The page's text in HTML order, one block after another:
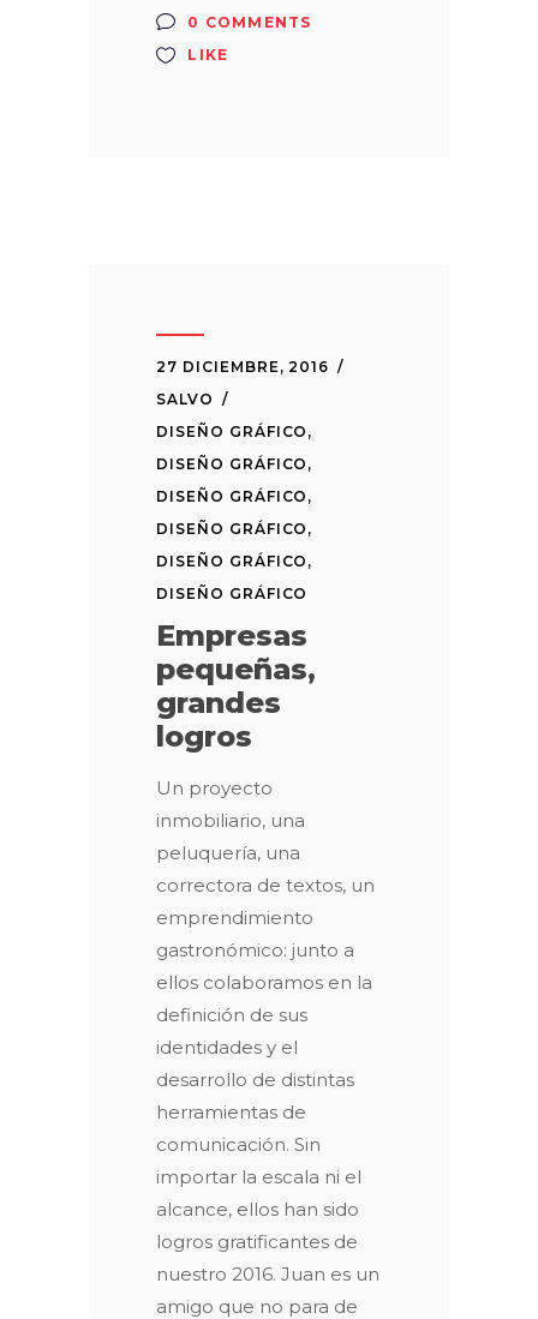
0 COMMENTS
LIKE
27 DICIEMBRE, 2016
SALVO
DISEÑO GRÁFICO ,
DISEÑO GRÁFICO ,
DISEÑO GRÁFICO ,
DISEÑO GRÁFICO ,
DISEÑO GRÁFICO ,
DISEÑO GRÁFICO
Empresas
pequeñas,
grandes
logros
Un proyecto
inmobiliario, una
peluquería, una
correctora de textos, un
emprendimiento
gastronómico: junto a
ellos colaboramos en la
definición de sus
identidades y el
desarrollo de distintas
herramientas de
comunicación. Sin
importar la escala ni el
alcance, ellos han sido
logros gratificantes de
nuestro 2016. Juan es un
amigo que no para de